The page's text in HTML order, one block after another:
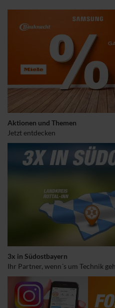
Aktionen und Themen
Jetzt entdecken
3x in Südostbayern
Ihr Partner, wenn´s um Technik